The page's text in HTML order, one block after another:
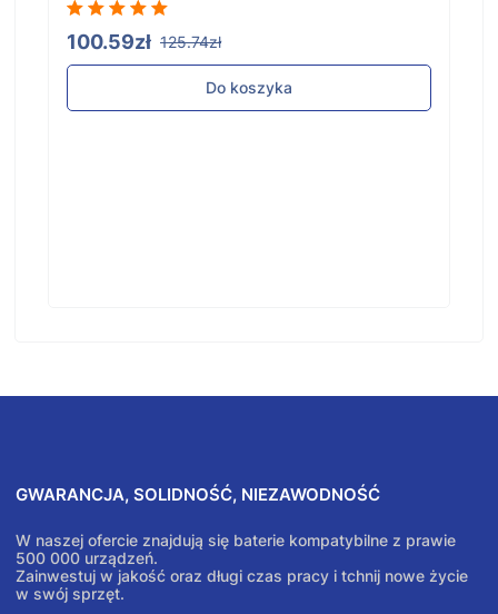
100.59zł 125.74zł
Do koszyka
GWARANCJA, SOLIDNOŚĆ, NIEZAWODNOŚĆ
W naszej ofercie znajdują się baterie kompatybilne z prawie
500 000 urządzeń.
Zainwestuj w jakość oraz długi czas pracy i tchnij nowe życie
w swój sprzęt.